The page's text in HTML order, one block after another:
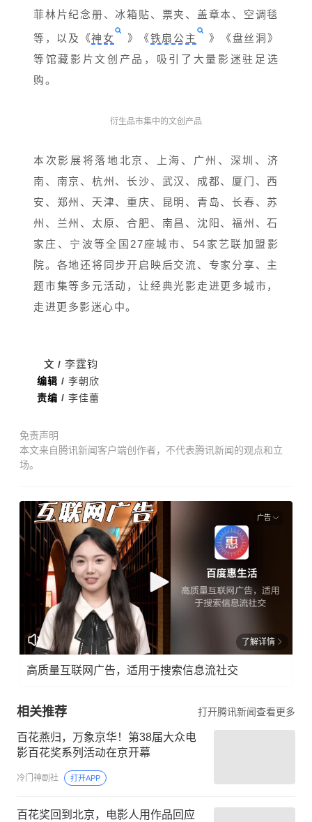
菲林片纪念册、冰箱贴、票夹、盖章本、空调毯
等，以及《神女 》《铁扇公主
》《盘丝洞》
等馆藏影片文创产品，吸引了大量影迷驻足选
购。
衍生品市集中的文创产品
本次影展将落地北京、上海、广州、深圳、济
南、南京、杭州、长沙、武汉、成都、厦门、西
安、郑州、天津、重庆、昆明、青岛、长春、苏
州、兰州、太原、合肥、南昌、沈阳、福州、石
家庄、宁波等全国27座城市、54家艺联加盟影
院。各地还将同步开启映后交流、专家分享、主
题市集等多元活动，让经典光影走进更多城市，
走进更多影迷心中。
文 / 李霆钧
编辑 / 李朝欣
责编 / 李佳蕾
免责声明
本文来自腾讯新闻客户端创作者，不代表腾讯新闻的观点和立
场。
广告
了解详情
高质量互联网广告，适用于搜索信息流社交
相关推荐 打开腾讯新闻查看更多
百花燕归，万象京华！第38届大众电
影百花奖系列活动在京开幕
冷门神剧社 打开APP
百花奖回到北京，电影人用作品回应